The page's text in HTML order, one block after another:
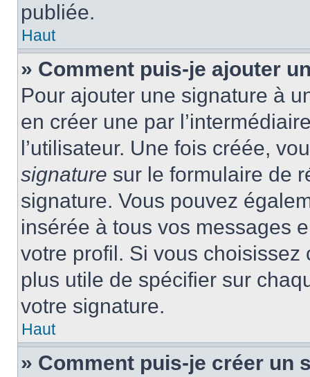
publiée.
Haut
» Comment puis-je ajouter
Pour ajouter une signature à
en créer une par
l’utilisateur. Une fois créée,
signature sur le formulaire de
signature. Vous pouvez
insérée à tous vos messages
votre profil. Si vous
plus utile de spécifier sur
votre signature.
Haut
» Comment puis-je créer un